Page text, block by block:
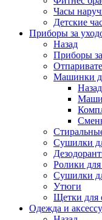
Часы
Детские
Приборы за
Назад
Приборы
Машинки
Назад
Сушилки
Ролики
Сушилки
Утюги
Щетки для
Одежда и